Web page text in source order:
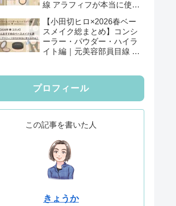
線 アラフィフが本当に使え
【小田切ヒロ×2026春ベー
スメイク総まとめ】コンシ
ーラー・パウダー・ハイラ
イト編｜元美容部員目線 ア
プロフィール
この記事を書いた人
きょうか